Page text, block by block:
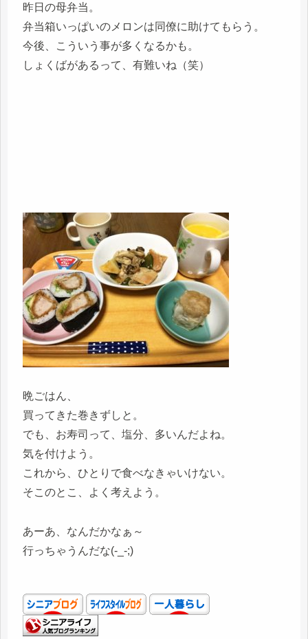
昨日の母弁当。
弁当箱いっぱいのメロンは同僚に助けてもらう。
今後、こういう事が多くなるかも。
しょくばがあるって、有難いね（笑）
晩ごはん、
買ってきた巻きずしと。
でも、お寿司って、塩分、多いんだよね。
気を付けよう。
これから、ひとりで食べなきゃいけない。
そこのとこ、よく考えよう。
あーあ、なんだかなぁ～
行っちゃうんだな(-_-;)